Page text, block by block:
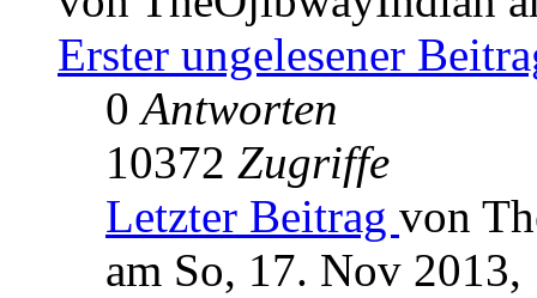
Erster ungelesener
0Antworten
10372 Zugriffe
Letzter Beitrag von
am So, 17. Nov 2013,